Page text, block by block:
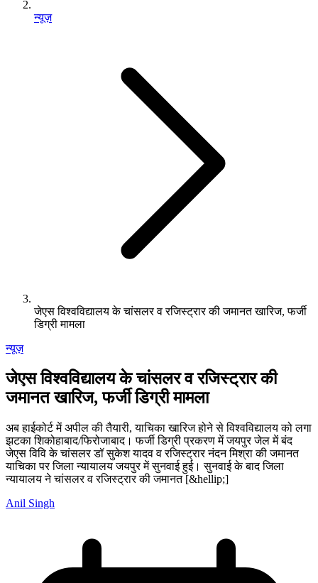
न्यूज़
जेएस विश्वविद्यालय के चांसलर व रजिस्ट्रार की जमानत खारिज, फर्जी
डिग्री मामला
न्यूज़
जेएस विश्वविद्यालय के चांसलर व रजिस्ट्रार की
जमानत खारिज, फर्जी डिग्री मामला
अब हाईकोर्ट में अपील की तैयारी, याचिका खारिज होने से विश्वविद्यालय को लगा
झटका शिकोहाबाद/फिरोजाबाद। फर्जी डिग्री प्रकरण में जयपुर जेल में बंद
जेएस विवि के चांसलर डॉ सुकेश यादव व रजिस्ट्रार नंदन मिश्रा की जमानत
याचिका पर जिला न्यायालय जयपुर में सुनवाई हुई। सुनवाई के बाद जिला
न्यायालय ने चांसलर व रजिस्ट्रार की जमानत [&hellip;]
Anil Singh